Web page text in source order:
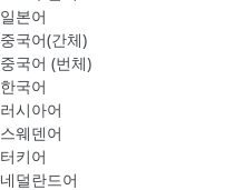
일본어
중국어(간체)
중국어 (번체)
한국어
러시아어
스웨덴어
터키어
네덜란드어